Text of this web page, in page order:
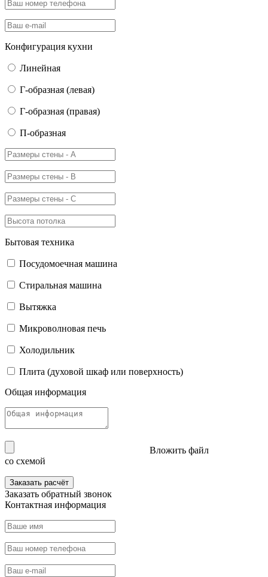
Конфигурация кухни
Линейная
Г-образная (левая)
Г-образная (правая)
П-образная
Бытовая техника
Посудомоечная машина
Стиральная машина
Вытяжка
Микроволновая печь
Холодильник
Плита (духовой шкаф или поверхность)
Общая информация
Вложить файл
со схемой
Заказать расчёт
Заказать обратный звонок
Контактная информация